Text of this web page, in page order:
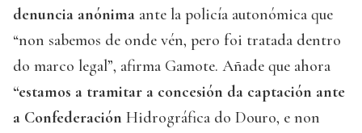
denuncia anónima ante la policía autonómica que
“non sabemos de onde vén, pero foi tratada dentro
do marco legal”, afirma Gamote. Añade que ahora
“estamos a tramitar a concesión da captación ante
a Confederación Hidrográfica do Douro, e non